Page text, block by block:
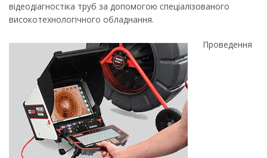
відеодіагностіка труб за допомогою спеціалізованого
високотехнологічного обладнання.
Проведення